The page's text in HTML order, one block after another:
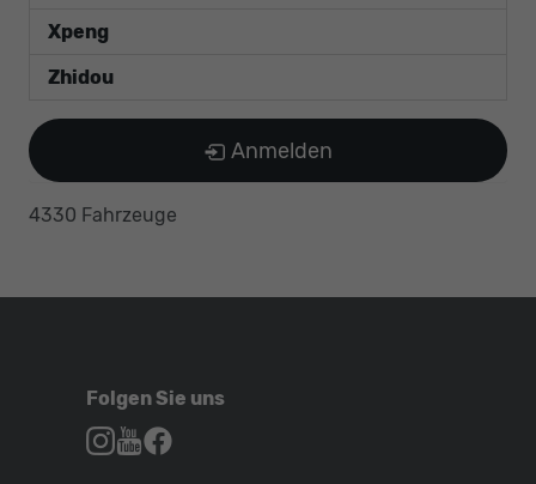
Xpeng
Zhidou
Anmelden
4330 Fahrzeuge
Folgen Sie uns
Autohaus
Autohaus